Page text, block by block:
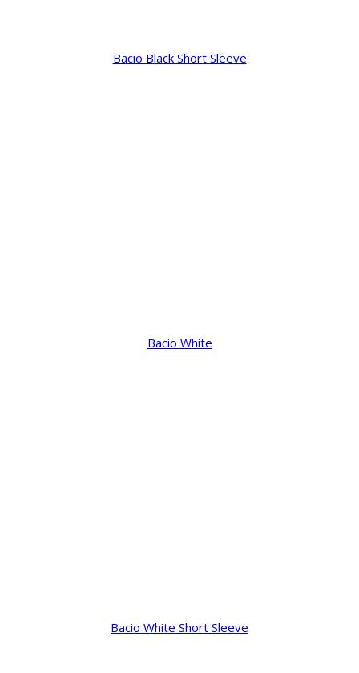
Bacio Black Short Sleeve
Bacio White
Bacio White Short Sleeve